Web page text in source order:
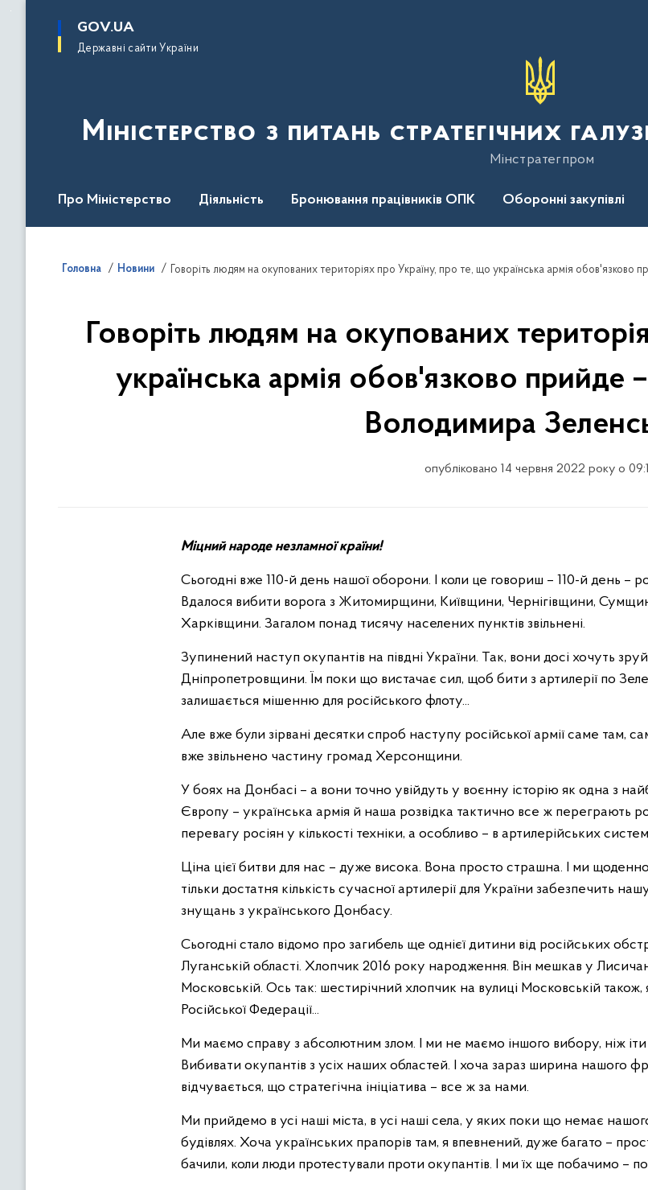
основного
GOV.UA
Державні сайти України
Міністерство з питань стратегічних
Мінстратегпром
Про Міністерство Діяльність Бронювання працівників ОПК Оборонні закупівлі
Головна Новини
Говоріть людям на окупованих
українська армія обов'язково прийде
Володимира
опубліковано 14 червня 2022 року о
Міцний народе незламної країни!
Сьогодні вже 110-й день нашої оборони. І коли це говориш – 110-й день –
Вдалося вибити ворога з Житомирщини, Київщини, Чернігівщини,
Харківщини. Загалом понад тисячу населених пунктів звільнені.
Зупинений наступ окупантів на півдні України. Так, вони досі хочуть
Дніпропетровщини. Їм поки що вистачає сил, щоб бити з артилерії по
залишається мішенню для російського флоту...
Але вже були зірвані десятки спроб наступу російської армії саме там,
вже звільнено частину громад Херсонщини.
У боях на Донбасі – а вони точно увійдуть у воєнну історію як одна з
Європу – українська армія й наша розвідка тактично все ж переграють
перевагу росіян у кількості техніки, а особливо – в артилерійських
Ціна цієї битви для нас – дуже висока. Вона просто страшна. І ми
тільки достатня кількість сучасної артилерії для України забезпечить
знущань з українського Донбасу.
Сьогодні стало відомо про загибель ще однієї дитини від російських
Луганській області. Хлопчик 2016 року народження. Він мешкав у
Московській. Ось так: шестирічний хлопчик на вулиці Московській
Російської Федерації...
Ми маємо справу з абсолютним злом. І ми не маємо іншого вибору, ніж
Вибивати окупантів з усіх наших областей. І хоча зараз ширина нашого
відчувається, що стратегічна ініціатива – все ж за нами.
Ми прийдемо в усі наші міста, в усі наші села, у яких поки що немає
будівлях. Хоча українських прапорів там, я впевнений, дуже багато –
бачили, коли люди протестували проти окупантів. І ми їх ще побачимо –